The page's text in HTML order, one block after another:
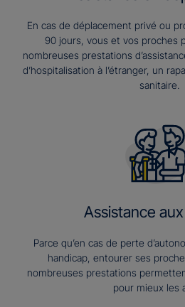
En cas de déplacement privé ou
90 jours, vous et vos proches
nombreuses prestations
d’hospitalisation à l’étranger, un
sanitaire.
Assistance
Parce qu’en cas de perte
handicap, entourer ses
nombreuses prestations
pour mieux les